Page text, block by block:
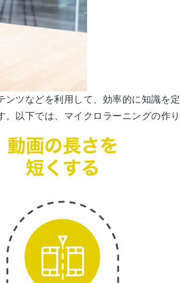
ツなどを利用して、効率的に知識を
以下では、マイクロラーニングの作